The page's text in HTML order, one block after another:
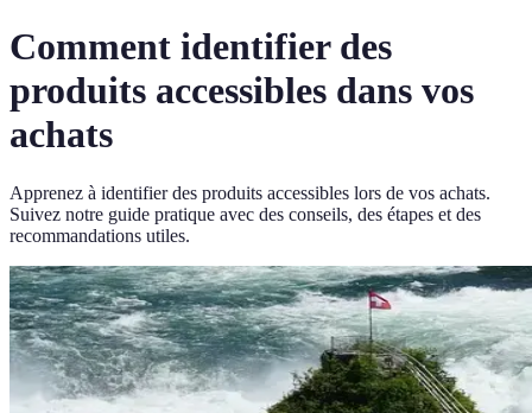
Comment identifier des
produits accessibles dans vos
achats
Apprenez à identifier des produits accessibles lors de vos achats.
Suivez notre guide pratique avec des conseils, des étapes et des
recommandations utiles.